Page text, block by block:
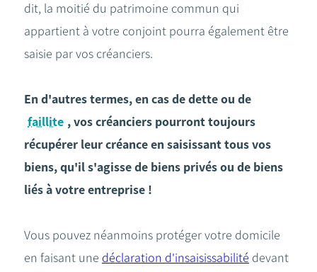
dit, la moitié du patrimoine commun qui
appartient à votre conjoint pourra également être
saisie par vos créanciers.
En d'autres termes, en cas de dette ou de
faillite , vos créanciers pourront toujours
récupérer leur créance en saisissant tous vos
biens, qu'il s'agisse de biens privés ou de biens
liés à votre entreprise !
Vous pouvez néanmoins protéger votre domicile
en faisant une déclaration d'insaisissabilité devant